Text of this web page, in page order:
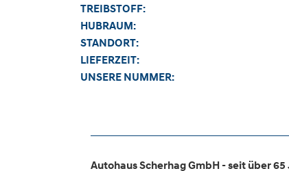
TREIBSTOFF:
HUBRAUM:
STANDORT:
LIEFERZEIT:
UNSERE NUMMER:
Autohaus Scherhag GmbH - seit über